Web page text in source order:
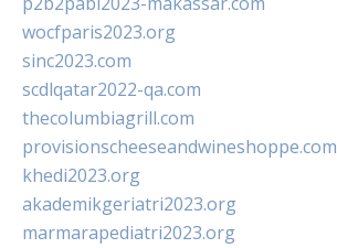
wocfparis2023.org
sinc2023.com
scdlqatar2022-qa.com
thecolumbiagrill.com
provisionscheeseandwineshoppe.com
khedi2023.org
akademikgeriatri2023.org
marmarapediatri2023.org